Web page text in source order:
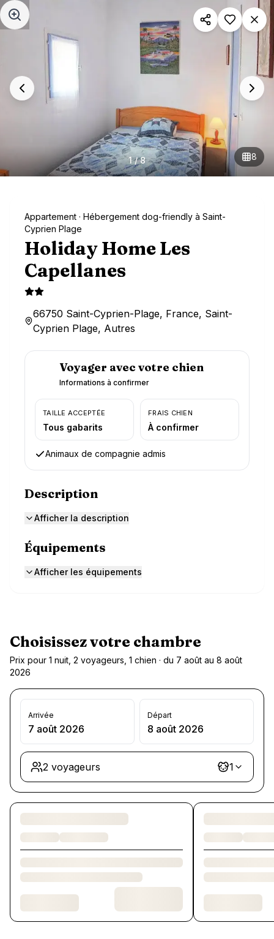
Aller au contenu principal
1/8 8
Appartement · Hébergement dog-friendly à Saint-
Cyprien Plage
Holiday Home Les
Capellanes
66750 Saint-Cyprien-Plage, France, Saint-
Cyprien Plage, Autres
Voyager avec votre chien
Informations à confirmer
TAILLE ACCEPTÉE
Tous gabarits
FRAIS CHIEN
À confirmer
Animaux de compagnie admis
Description
Afficher la description
Équipements
Afficher les équipements
Choisissez votre chambre
Prix pour 1 nuit, 2 voyageurs, 1 chien · du 7 août au 8 août
2026
Arrivée
7 août 2026
Départ
8 août 2026
2 voyageurs 1
Chargement des chambres et des formules…